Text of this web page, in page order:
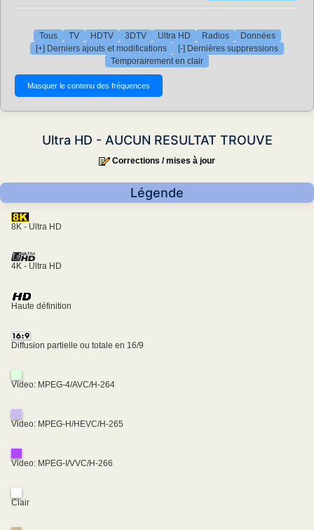
Tous TV HDTV 3DTV Ultra HD Radios
Données
[+] Derniers ajouts et modifications
[-] Dernières suppressions
Temporairement en clair
Ultra HD - AUCUN RESULTAT TROUVE
Corrections / mises à jour
Légende
8K - Ultra HD
4K - Ultra HD
Haute définition
Diffusion partielle ou totale en 16/9
Video: MPEG-4/AVC/H-264
Video: MPEG-H/HEVC/H-265
Video: MPEG-I/VVC/H-266
Clair